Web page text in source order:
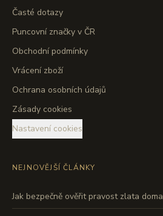
Časté dotazy
Puncovní značky v ČR
Obchodní podmínky
Vrácení zboží
Ochrana osobních údajů
Zásady cookies
Nastavení cookies
NEJNOVĚJŠÍ ČLÁNKY
Jak bezpečně ověřit pravost zlata doma